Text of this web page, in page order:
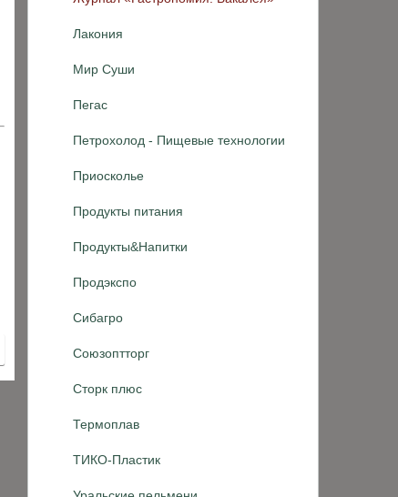
Лакония
Мир Суши
Пегас
Петрохолод - Пищевые технологии
Приосколье
Продукты питания
Продукты&Напитки
Продэкспо
Сибагро
Союзоптторг
Сторк плюс
Термоплав
ТИКО-Пластик